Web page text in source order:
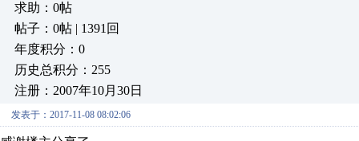
求助：0帖
帖子：0帖 | 1391回
年度积分：0
历史总积分：255
注册：2007年10月30日
发表于：2017-11-08 08:02:06